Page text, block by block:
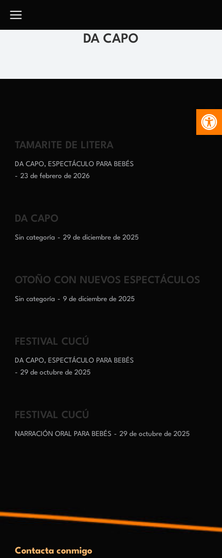
DA CAPO
TAMARITE DE LITERA
DA CAPO, ESPECTÁCULO PARA BEBÉS
23 de febrero de 2026
DA CAPO
Sin categoría 29 de diciembre de 2025
OTOÑO CON NUEVOS ESPECTÁCULOS
Sin categoría 9 de diciembre de 2025
FESTIVAL CUCÚ
DA CAPO, ESPECTÁCULO PARA BEBÉS
29 de octubre de 2025
FESTIVAL CUCÚ
NARRACIÓN ORAL PARA BEBÉS 29 de octubre de 2025
Contacta conmigo